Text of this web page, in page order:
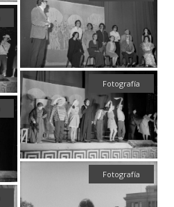
Fotografía
Fotografía